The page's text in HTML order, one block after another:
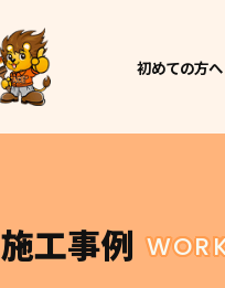
初めての方へ
施工事例